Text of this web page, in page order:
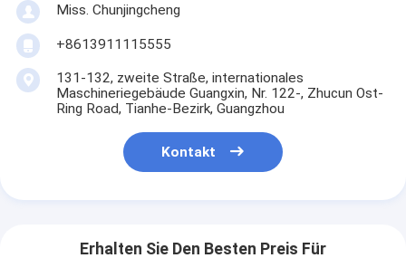
Miss. Chunjingcheng
+8613911115555
131-132, zweite Straße, internationales
Maschineriegebäude Guangxin, Nr. 122-, Zhucun Ost-
Ring Road, Tianhe-Bezirk, Guangzhou
Kontakt
Erhalten Sie Den Besten Preis Für